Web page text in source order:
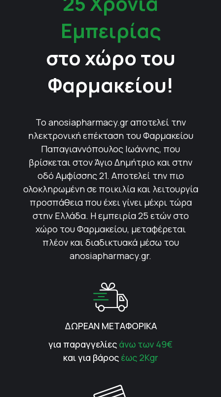
Εμπειρίας
στο χώρο του
Φαρμακείου!
Το anosiapharmacy.gr αποτελεί την
ηλεκτρονική επέκταση του Φαρμακείου
Παπαγιαννόπουλος Ιωάννης, που
βρίσκεται στον Άγιο Δημήτριο και στην
οδό Αμφίσσης 21. Αποτελεί την πιο
ολοκληρωμένη σε ποικιλία και λειτουργία
προσπάθεια που έχει γίνει μέχρι τώρα
στην Ελλάδα. Η εμπειρία 25 ετών στο
χώρο του Φαρμακείου, μεταφέρεται
πλέον και διαδικτυακά μέσω του
anosiapharmacy.gr.
ΔΩΡΕΑΝ ΜΕΤΑΦΟΡΙΚΑ
για παραγγελίες άνω των 49€
και για βάρος έως 2Kgr